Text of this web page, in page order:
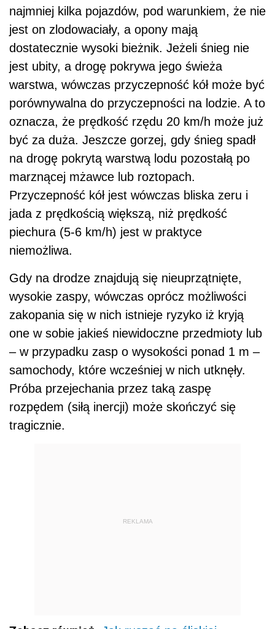
najmniej kilka pojazdów, pod warunkiem, że nie
jest on zlodowaciały, a opony mają
dostatecznie wysoki bieżnik. Jeżeli śnieg nie
jest ubity, a drogę pokrywa jego świeża
warstwa, wówczas przyczepność kół może być
porównywalna do przyczepności na lodzie. A to
oznacza, że prędkość rzędu 20 km/h może już
być za duża. Jeszcze gorzej, gdy śnieg spadł
na drogę pokrytą warstwą lodu pozostałą po
marznącej mżawce lub roztopach.
Przyczepność kół jest wówczas bliska zeru i
jada z prędkością większą, niż prędkość
piechura (5-6 km/h) jest w praktyce
niemożliwa.
Gdy na drodze znajdują się nieuprzątnięte,
wysokie zaspy, wówczas oprócz możliwości
zakopania się w nich istnieje ryzyko iż kryją
one w sobie jakieś niewidoczne przedmioty lub
– w przypadku zasp o wysokości ponad 1 m –
samochody, które wcześniej w nich utknęły.
Próba przejechania przez taką zaspę
rozpędem (siłą inercji) może skończyć się
tragicznie.
REKLAMA